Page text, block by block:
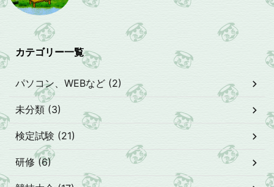
カテゴリー一覧
パソコン、WEBなど (2)
未分類 (3)
検定試験 (21)
研修 (6)